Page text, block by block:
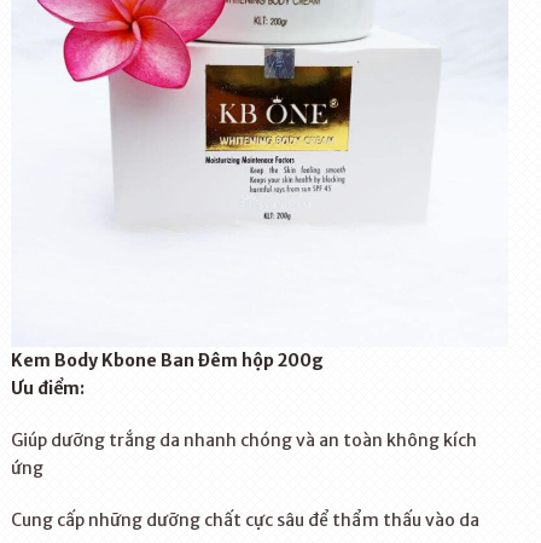
Kem Body Kbone Ban Đêm hộp 200g
Ưu điểm:
Giúp dưỡng trắng da nhanh chóng và an toàn không kích
ứng
Cung cấp những dưỡng chất cực sâu để thẩm thấu vào da